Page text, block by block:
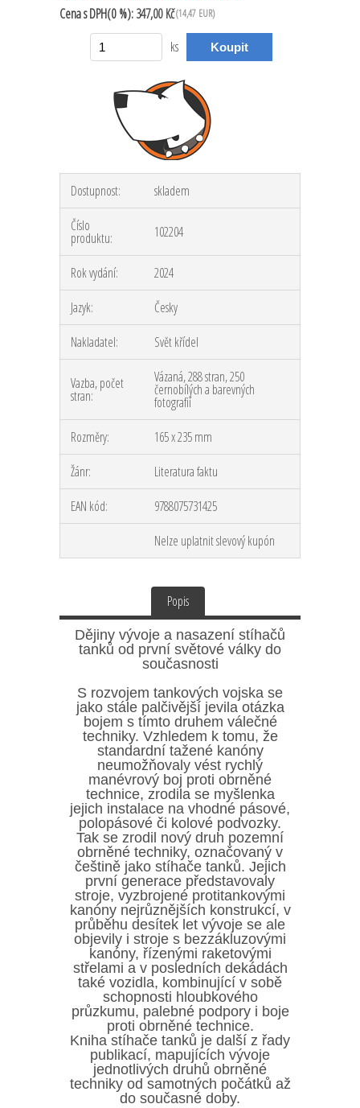
Cenas DPH(0 %):347,00 Kč(14,47 EUR)
ks
Dostupnost:
skladem
Číslo
produktu: 102204
Rok vydání:
2024
Jazyk:
Česky
Nakladatel:
Svět křídel
Vazba, počet
stran:
Vázaná, 288 stran, 250
černobílých a barevných
fotografií
Rozměry:
165 x 235 mm
Žánr:
Literatura faktu
EAN kód:
9788075731425
Nelze uplatnit slevový kupón
Popis
Dějiny vývoje a nasazení stíhačů
tanků od první světové války do
současnosti
S rozvojem tankových vojska se
jako stále palčivější jevila otázka
bojem s tímto druhem válečné
techniky. Vzhledem k tomu, že
standardní tažené kanóny
neumožňovaly vést rychlý
manévrový boj proti obrněné
technice, zrodila se myšlenka
jejich instalace na vhodné pásové,
polopásové či kolové podvozky.
Tak se zrodil nový druh pozemní
obrněné techniky, označovaný v
češtině jako stíhače tanků. Jejich
první generace představovaly
stroje, vyzbrojené protitankovými
kanóny nejrůznějších konstrukcí, v
průběhu desítek let vývoje se ale
objevily i stroje s bezzákluzovými
kanóny, řízenými raketovými
střelami a v posledních dekádách
také vozidla, kombinující v sobě
schopnosti hloubkového
průzkumu, palebné podpory i boje
proti obrněné technice.
Kniha stíhače tanků je další z řady
publikací, mapujících vývoje
jednotlivých druhů obrněné
techniky od samotných počátků až
do současné doby.